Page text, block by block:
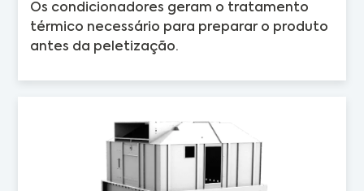
Os condicionadores geram o tratamento
térmico necessário para preparar o produto
antes da peletização.